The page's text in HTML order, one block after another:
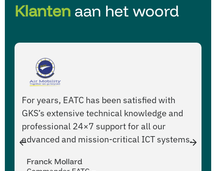
Klanten aan het woord
For years, EATC has been satisfied with
GKS’s extensive technical knowledge and
professional 24×7 support for all our
advanced and mission-critical ICT systems.
Franck Mollard